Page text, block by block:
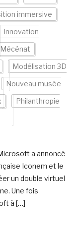
immersive
Innovation
Mécénat
Modélisation 3D
Nouveau musée
Philanthropie
a annoncé
Iconem et le
un double virtuel
Une fois
à […]